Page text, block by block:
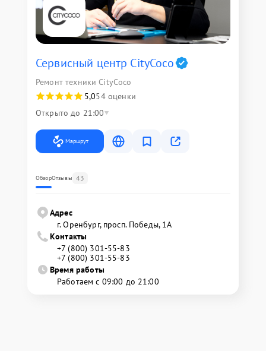
Сервисный центр CityCoco
Ремонт техники CityCoco
5,054 оценки
Открыто до 21:00
Маршрут
ОбзорОтзывы 43
Адрес
г. Оренбург, просп. Победы, 1А
Контакты
+7 (800) 301-55-83
+7 (800) 301-55-83
Время работы
Работаем с 09:00 до 21:00